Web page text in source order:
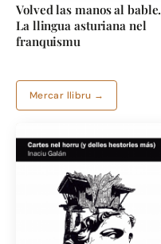
Volved las manos al bable.
La llingua asturiana nel
franquismu
Mercar llibru →